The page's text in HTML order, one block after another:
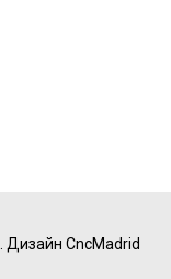
Дизайн CncMadrid